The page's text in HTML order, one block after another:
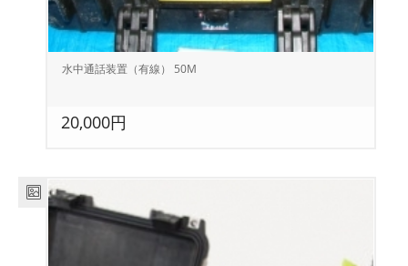
水中通話装置（有線） 50M
20,000円